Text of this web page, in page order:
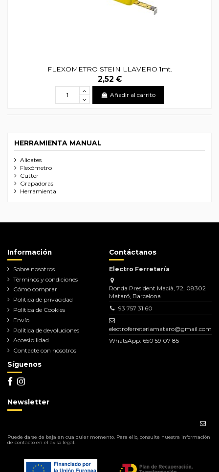
FLEXOMETRO STEIN LLAVERO 1mt.
2,52 €
Añadir al carrito
HERRAMIENTA MANUAL
Alicates
Flexómetro
Cutter
Grapadoras
Herramienta
Información
Sobre nosotros
Términos y condiciones
Cómo comprar
Política de privacidad
Política de Cookies
Envío
Política de devoluciones
Accesibilidad
Contacte con nosotros
Contáctanos
Electro Ferretería
Ronda President Macià, 72, 08302
Mataró, Barcelona
93 757 31 60
electroferreteriamataro@gmail.com
WhatsApp: 650 59 07 85
Síguenos
Newsletter
Puede darse de baja en cualquier momento. Para ello, consulte nuestra información
de contacto en el aviso legal.